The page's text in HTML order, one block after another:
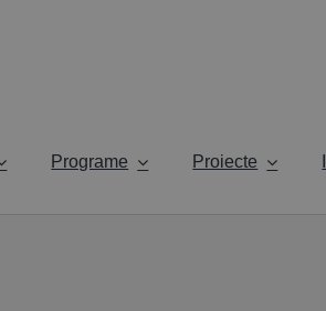
Programe Proiecte